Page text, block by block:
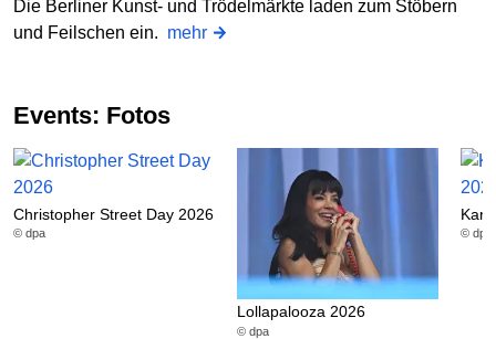
Die Berliner Kunst- und Trödelmärkte laden zum Stöbern
und Feilschen ein. mehr
Events: Fotos
Christopher Street Day 2026
© dpa
Lollapalooza 2026
© dpa
© dpa